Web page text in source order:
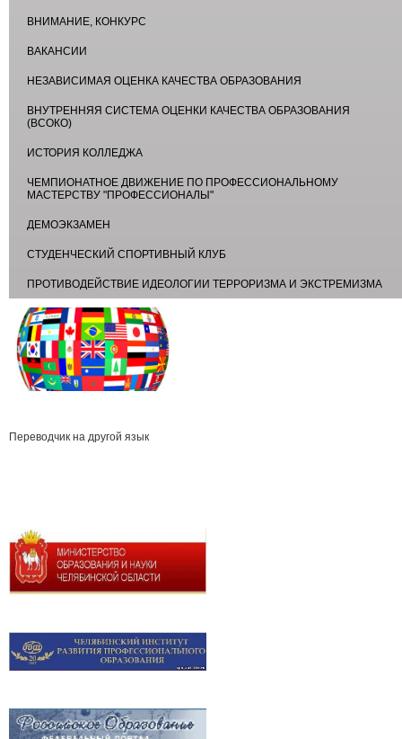
ВНИМАНИЕ, КОНКУРС
ВАКАНСИИ
НЕЗАВИСИМАЯ ОЦЕНКА КАЧЕСТВА ОБРАЗОВАНИЯ
ВНУТРЕННЯЯ СИСТЕМА ОЦЕНКИ КАЧЕСТВА ОБРАЗОВАНИЯ
(ВСОКО)
ИСТОРИЯ КОЛЛЕДЖА
ЧЕМПИОНАТНОЕ ДВИЖЕНИЕ ПО ПРОФЕССИОНАЛЬНОМУ
МАСТЕРСТВУ "ПРОФЕССИОНАЛЫ"
ДЕМОЭКЗАМЕН
СТУДЕНЧЕСКИЙ СПОРТИВНЫЙ КЛУБ
ПРОТИВОДЕЙСТВИЕ ИДЕОЛОГИИ ТЕРРОРИЗМА И ЭКСТРЕМИЗМА
Переводчик на другой язык